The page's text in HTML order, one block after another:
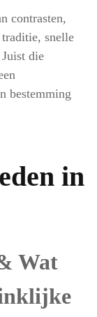
contrasten,
snelle
die
bestemming
in
Wat